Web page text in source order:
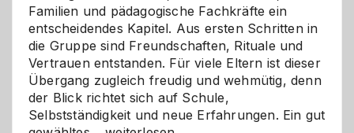
Familien und pädagogische Fachkräfte ein
entscheidendes Kapitel. Aus ersten Schritten in
die Gruppe sind Freundschaften, Rituale und
Vertrauen entstanden. Für viele Eltern ist dieser
Übergang zugleich freudig und wehmütig, denn
der Blick richtet sich auf Schule,
Selbstständigkeit und neue Erfahrungen. Ein gut